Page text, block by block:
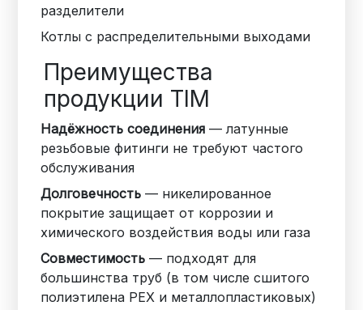
разделители
Котлы с распределительными выходами
Преимущества
продукции TIM
Надёжность соединения — латунные
резьбовые фитинги не требуют частого
обслуживания
Долговечность — никелированное
покрытие защищает от коррозии и
химического воздействия воды или газа
Совместимость — подходят для
большинства труб (в том числе сшитого
полиэтилена PEX и металлопластиковых)